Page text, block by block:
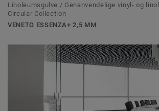
Linoleumsgulve / Genanvendelige vinyl- og
Circular Collection
VENETO ESSENZA+ 2,5 MM